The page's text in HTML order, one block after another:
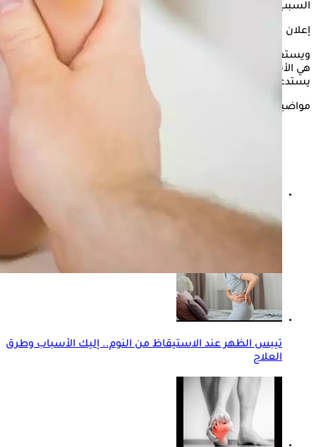
السبب في الحصول يساعد على العلاج المناسب.
إعلان
ويستعرض "الكونسلتو" في السطور التالية، ما هو ألم القدم؟ وما
هي الأسباب المحتملة لألم القدم؟ وكيف يتم علاج آلام القدم؟ ومتى
يستدعي الأمر الذهاب للطبيب؟ بحسب "clevelandclinic".
مواضيع ذات صلة
هل ممارسة الرياضة فور الاستيقاظ من النوم آمنة؟ إليك
تيبس الظهر عند الاستيقاظ من النوم.. إليك الأسباب وطرق
العلاج